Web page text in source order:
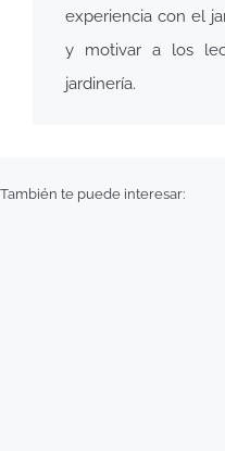
experiencia con el
y motivar a los
jardinería.
También te puede interesar: